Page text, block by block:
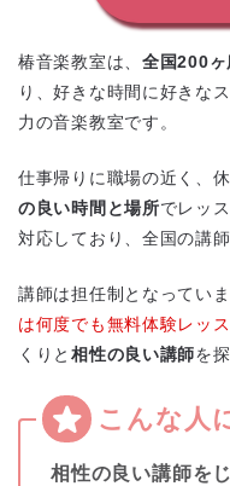
椿音楽教室は、全国200ヶ
り、好きな時間に好きな
力の音楽教室です。
仕事帰りに職場の近く、
の良い時間と場所でレッ
対応しており、全国の講
講師は担任制となっていま
は何度でも無料体験レッ
くりと相性の良い講師を
相性の良い講師を